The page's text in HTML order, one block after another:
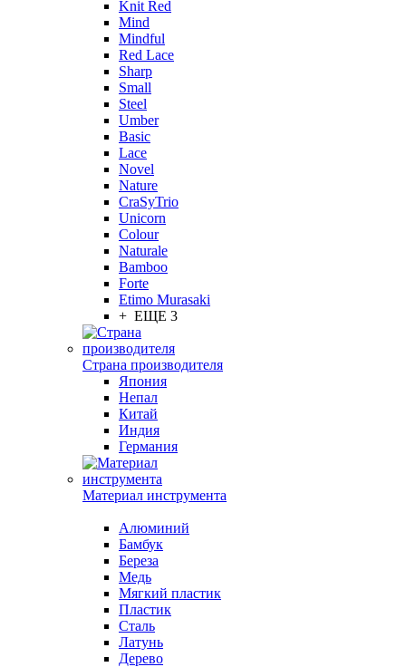
Knit Red
Mind
Mindful
Red Lace
Sharp
Small
Steel
Umber
Basic
Lace
Novel
Nature
CraSyTrio
Unicorn
Colour
Naturale
Bamboo
Forte
Etimo Murasaki
+ ЕЩЕ 3
Страна производителя
Япония
Непал
Китай
Индия
Германия
Материал инструмента
Алюминий
Бамбук
Береза
Медь
Мягкий пластик
Пластик
Сталь
Латунь
Дерево